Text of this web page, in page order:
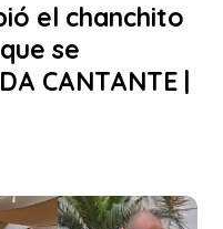
el chanchito
se
CANTANTE |